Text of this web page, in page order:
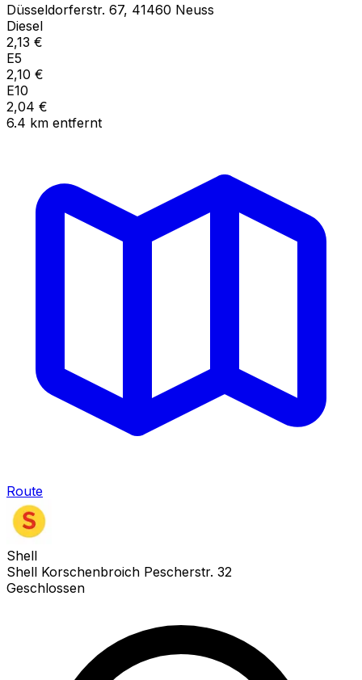
Düsseldorferstr. 67, 41460 Neuss
Diesel
2,13 €
E5
2,10 €
E10
2,04 €
6.4 km entfernt
Route
Shell
Shell Korschenbroich Pescherstr. 32
Geschlossen